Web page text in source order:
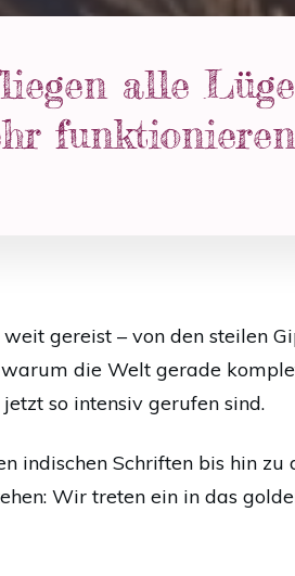
alle
funktionieren
weit gereist – von den steilen
die Welt gerade
so intensiv gerufen sind.
indischen Schriften bis hin zu
Wir treten ein in das